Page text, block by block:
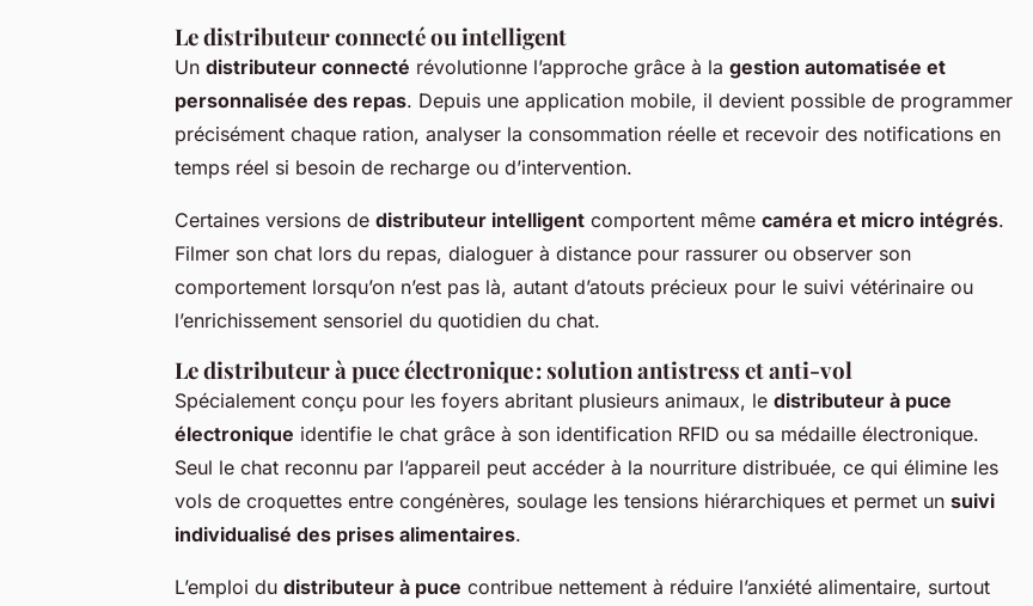
Le distributeur connecté ou intelligent
Un distributeur connecté révolutionne l’approche grâce à la gestion automatisée et
personnalisée des repas. Depuis une application mobile, il devient possible de programmer
précisément chaque ration, analyser la consommation réelle et recevoir des notifications en
temps réel si besoin de recharge ou d’intervention.
Certaines versions de distributeur intelligent comportent même caméra et micro intégrés.
Filmer son chat lors du repas, dialoguer à distance pour rassurer ou observer son
comportement lorsqu’on n’est pas là, autant d’atouts précieux pour le suivi vétérinaire ou
l’enrichissement sensoriel du quotidien du chat.
Le distributeur à puce électronique : solution antistress et anti-vol
Spécialement conçu pour les foyers abritant plusieurs animaux, le distributeur à puce
électronique identifie le chat grâce à son identification RFID ou sa médaille électronique.
Seul le chat reconnu par l’appareil peut accéder à la nourriture distribuée, ce qui élimine les
vols de croquettes entre congénères, soulage les tensions hiérarchiques et permet un suivi
individualisé des prises alimentaires.
L’emploi du distributeur à puce contribue nettement à réduire l’anxiété alimentaire, surtout